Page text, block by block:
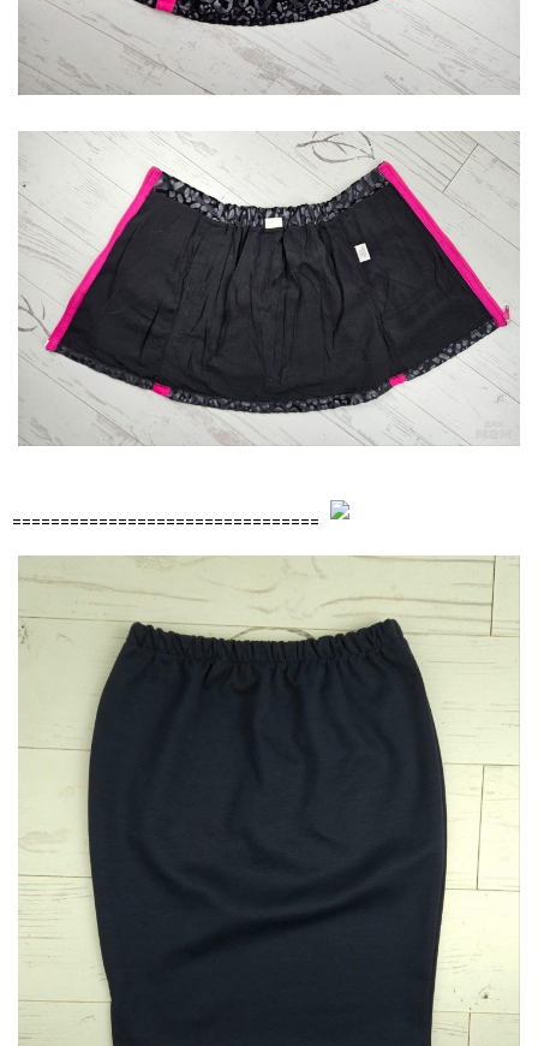
================================